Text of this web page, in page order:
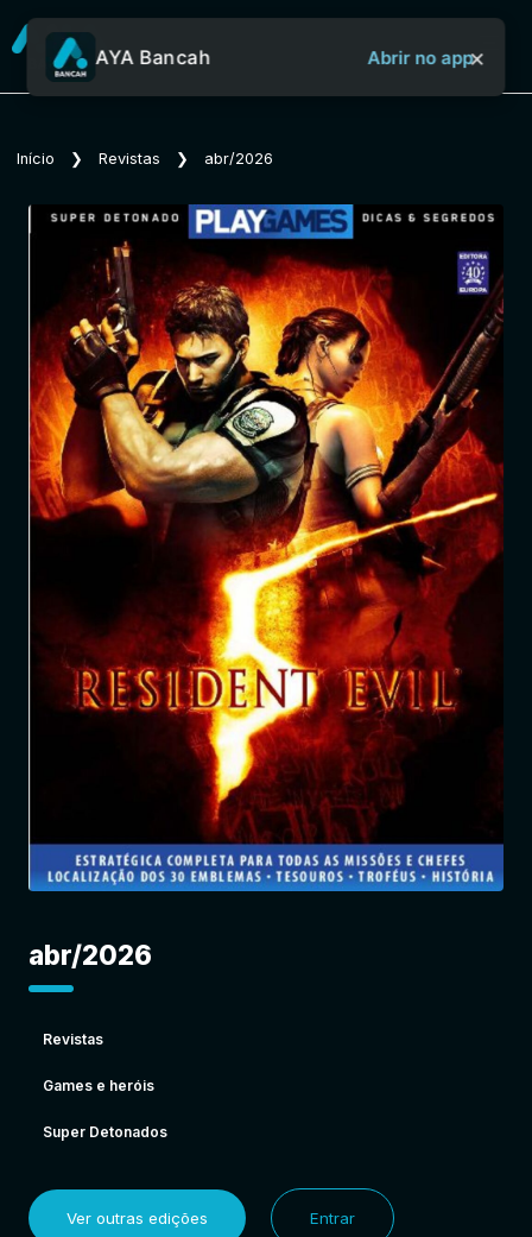
Sobre o Aya Bancah
Início
Revistas
Jornais
Notícias
Entrar
AYA Bancah Abrir no app×
Início ❯ Revistas ❯ abr/2026
abr/2026
Revistas
Games e heróis
Super Detonados
Ver outras edições Entrar